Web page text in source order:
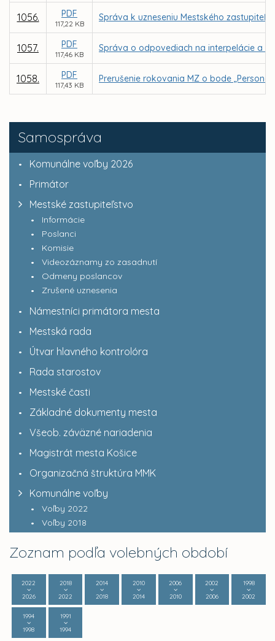
Samospráva
Komunálne voľby 2026
Primátor
Mestské zastupiteľstvo
Informácie
Poslanci
Komisie
Videozáznamy zo zasadnutí
Odmeny poslancov
Zrušené uznesenia
Námestníci primátora mesta
Mestská rada
Útvar hlavného kontrolóra
Rada starostov
Mestské časti
Základné dokumenty mesta
Všeob. záväzné nariadenia
Magistrát mesta Košice
Organizačná štruktúra MMK
Komunálne voľby
Voľby 2022
Voľby 2018
Zoznam podľa volebných období
2022
2026
2018
2022
2014
2018
2010
2014
2006
2010
2002
2006
1998
2002
1994
1998
1991
1994
1056. PDF
117,22 KB
Správa k uzneseniu Mestského
1057. PDF
117,46 KB
Správa o odpovediach na interpelácie a
1058. PDF
117,43 KB
Prerušenie rokovania MZ o bode